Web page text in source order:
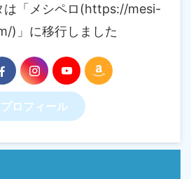
は「メシペロ(https://mesi-
)」に移行しました
プロフィール